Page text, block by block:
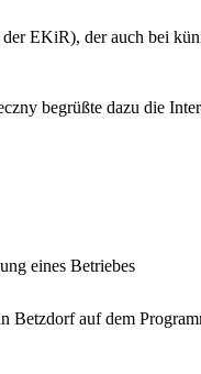
EKiR), der auch bei
begrüßte dazu die
eines Betriebes
Betzdorf auf dem